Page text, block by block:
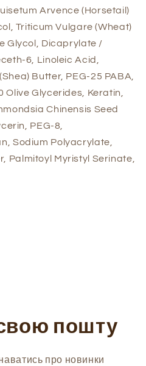
Arvence (Horsetail)
Triticum Vulgare (Wheat)
Glycol, Dicaprylate /
6, Linoleic Acid,
Butter, PEG-25 PABA,
Olive Glycerides, Keratin,
Chinensis Seed
PEG-8,
Sodium Polyacrylate,
Palmitoyl Myristyl Serinate,
пошту
про новинки